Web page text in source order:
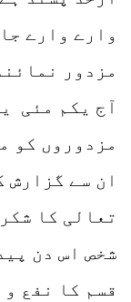
وارے وارے
مزدور
آج یکم مئی
مزدوروں کو
ان سے گزارش
تعالی کا
شخص اس دن
قسم کا نفع